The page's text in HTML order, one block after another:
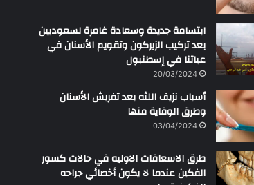
ابتسامة جديدة وسعادة غامرة لسعوديين
بعد تركيب الزيركون وتقويم الأسنان في
عياتنا في إسطنبول
20/03/2024
أسباب نزيف اللثه بعد تفريش الأسنان
وطرق الوقاية منها
03/04/2024
طرق الاسعافات الاوليه في حالات كسور
الفكين عندما لا يكون أخصائي جراحه